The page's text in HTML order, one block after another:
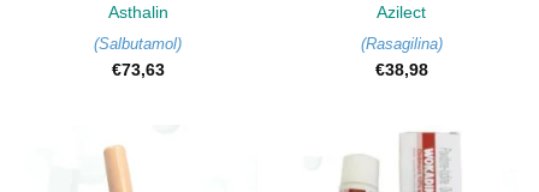
Asthalin
(Salbutamol)
€73,63
Azilect
(Rasagilina)
€38,98